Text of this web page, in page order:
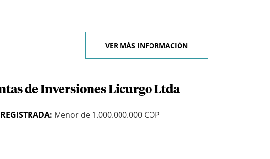
VER MÁS INFORMACIÓN
de Inversiones Licurgo Ltda
Menor de 1.000.000.000 COP